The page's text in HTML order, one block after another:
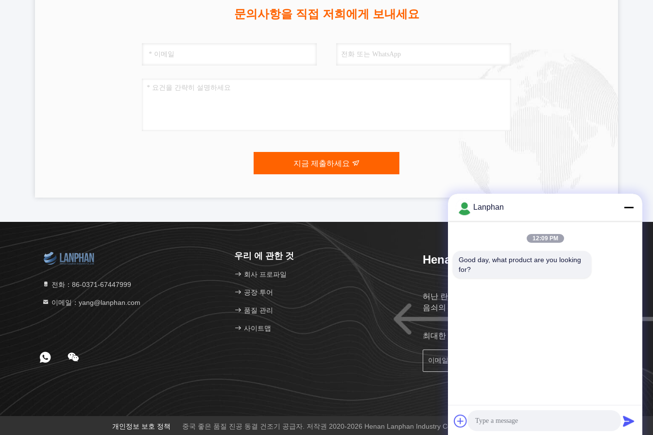
문의사항을 직접 저희에게 보내세요
지금 제출하세요
전화：86-0371-67447999
이메일：yang@lanphan.com
우리 에 관한 것
회사 프로파일
공장 투어
품질 관리
사이트맵
Henan Lanphan Industry Co.,Ltd
허난 란판 산업 주식회사는 실험실 인트뤼멘트스와 관 이
음쇠의 전문적 납품입니다.
최대한 빨리 연락할게요
개인정보 보호 정책 중국 좋은 품질 진공 동결 건조기 공급자. 저작권 2020-2026 Henan Lanphan Industry Co.,Ltd 모든 권리는 보호됩니다.
Lanphan
12:09 PM
Good day, what product are you looking
for?